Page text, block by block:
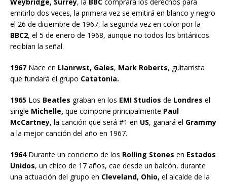
emitirlo dos veces, la primera vez se emitirá en blanco y negro
el 26 de diciembre de 1967, la segunda vez en color por la
BBC2, el 5 de enero de 1968, aunque no todos los británicos
recibían la señal.
1967 Nace en Llanrwst, Gales, Mark Roberts, guitarrista
que fundará el grupo Catatonia.
1965 Los Beatles graban en los EMI Studios de Londres el
single Michelle, que compone principalmente Paul
McCartney, la canción que será #1 en US, ganará el Grammy
a la mejor canción del año en 1967.
1964Durante un concierto de los Rolling Stones en Estados
Unidos, un chico de 17 años, cae desde un balcón, durante
una actuación del grupo en Cleveland, Ohio, el alcalde de la